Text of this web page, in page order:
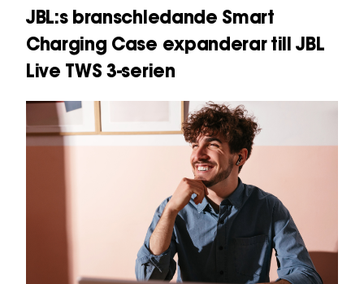
JBL:s branschledande Smart
Charging Case expanderar till JBL
Live TWS 3-serien